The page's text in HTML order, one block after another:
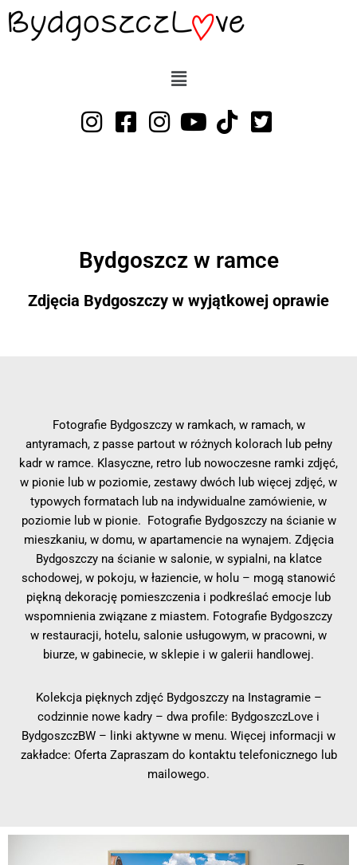
Przejdź
Bydgoszcz w ramce
Zdjęcia Bydgoszczy w wyjątkowej oprawie
Fotografie Bydgoszczy w ramkach, w ramach, w
antyramach, z passe partout w różnych kolorach lub pełny
kadr w ramce. Klasyczne, retro lub nowoczesne ramki zdjęć,
w pionie lub w poziomie, zestawy dwóch lub więcej zdjęć, w
typowych formatach lub na indywidualne zamówienie, w
poziomie lub w pionie. Fotografie Bydgoszczy na ścianie w
mieszkaniu, w domu, w apartamencie na wynajem. Zdjęcia
Bydgoszczy na ścianie w salonie, w sypialni, na klatce
schodowej, w pokoju, w łaziencie, w holu – mogą stanowić
piękną dekorację pomieszczenia i podkreślać emocje lub
wspomnienia związane z miastem. Fotografie Bydgoszczy
w restauracji, hotelu, salonie usługowym, w pracowni, w
biurze, w gabinecie, w sklepie i w galerii handlowej.
Kolekcja pięknych zdjęć Bydgoszczy na Instagramie –
codzinnie nowe kadry – dwa profile: BydgoszczLove i
BydgoszczBW – linki aktywne w menu. Więcej informacji w
zakładce: Oferta Zapraszam do kontaktu telefonicznego lub
mailowego.